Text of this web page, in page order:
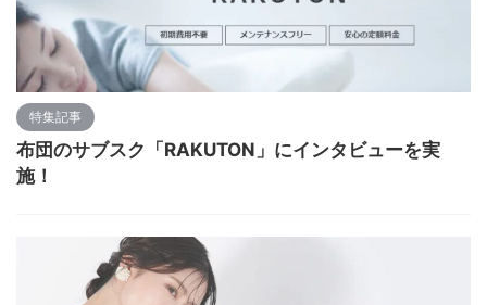
特集記事
布団のサブスク「RAKUTON」にインタビューを実
施！